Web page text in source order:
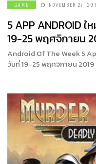
GAME NOVEMBER 27,
5 APP ANDROID
19-25 พฤศจิกายน
Android Of The Week 5
วันที่ 19-25 พฤศจิกายน